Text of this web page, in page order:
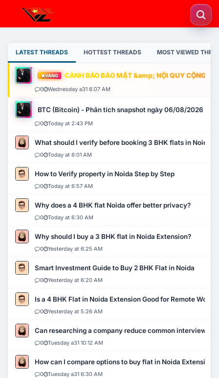
LATEST THREADS HOTTEST THREADS MOST VIEWED
VÀNG CẢNH BÁO BẢO MẬT &amp; NỘI QUY CỘNG
0 Wednesday a31 6:07 AM
BTC (Bitcoin) - Phân tích snapshot ngày 06/08/2026
0 Today at 2:43 PM
What should I verify before booking 3 BHK flats in Noida?
0 Today at 8:01 AM
How to Verify property in Noida Step by Step
0 Today at 6:57 AM
Why does a 4 BHK flat Noida offer better privacy?
0 Today at 6:30 AM
Why should I buy a 3 BHK flat in Noida Extension?
0 Yesterday at 6:25 AM
Smart Investment Guide to Buy 2 BHK Flat in Noida
0 Yesterday at 6:20 AM
Is a 4 BHK Flat in Noida Extension Good for Remote Work?
0 Yesterday at 5:26 AM
Can researching a company reduce common interview
0 Tuesday a31 10:12 AM
How can I compare options to buy flat in Noida Extension?
0 Tuesday a31 6:30 AM